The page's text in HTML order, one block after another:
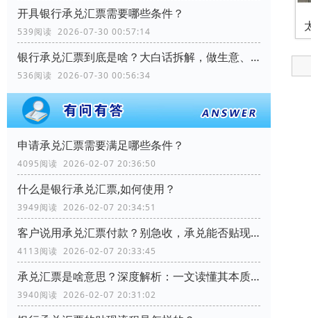
开具银行承兑汇票需要哪些条件？
539阅读 2026-07-30 00:57:14
银行承兑汇票到底是啥？大白话拆解，做生意、理财都能用
536阅读 2026-07-30 00:56:34
申请承兑汇票需要满足哪些条件？
4095阅读 2026-02-07 20:36:50
什么是银行承兑汇票,如何使用？
3949阅读 2026-02-07 20:34:51
客户说用承兑汇票付款？别急收，承兑能否贴现？关键看这几个细节
4113阅读 2026-02-07 20:33:45
承兑汇票是啥意思？深度解析：一文读懂其本质、运作与优势
3940阅读 2026-02-07 20:31:02